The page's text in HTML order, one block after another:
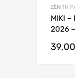
ZÉNITH
MIKI –
2026
39,00